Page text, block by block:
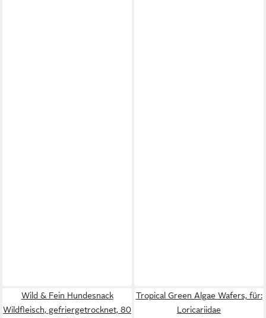
Wild & Fein Hundesnack
Wildfleisch, gefriergetrocknet, 80
Tropical Green Algae Wafers, für:
Loricariidae